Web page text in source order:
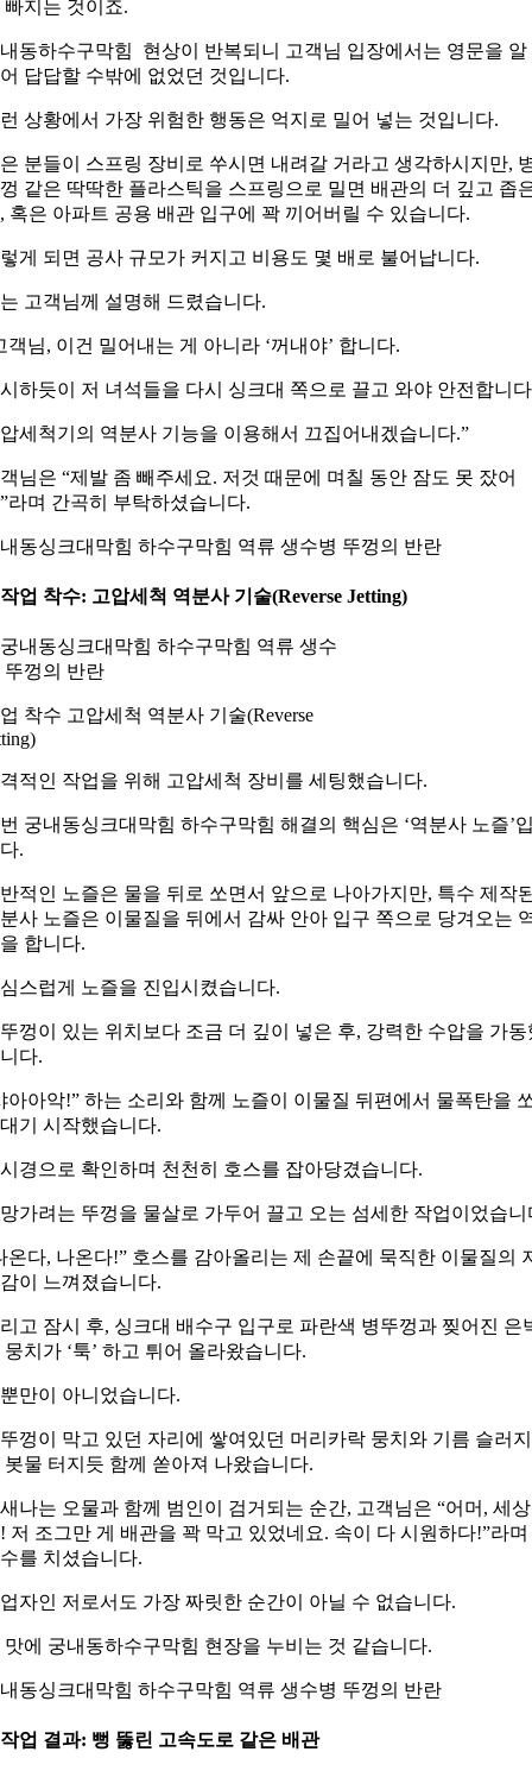
빠지는 것이죠.
동하수구막힘 현상이 반복되니 고객님 입장에서는 영문을 알
답답할 수밖에 없었던 것입니다.
상황에서 가장 위험한 행동은 억지로 밀어 넣는 것입니다.
분들이 스프링 장비로 쑤시면 내려갈 거라고 생각하시지만,
같은 딱딱한 플라스틱을 스프링으로 밀면 배관의 더 깊고 좁
혹은 아파트 공용 배관 입구에 꽉 끼어버릴 수 있습니다.
게 되면 공사 규모가 커지고 비용도 몇 배로 불어납니다.
고객님께 설명해 드렸습니다.
객님, 이건 밀어내는 게 아니라 ‘꺼내야’ 합니다.
하듯이 저 녀석들을 다시 싱크대 쪽으로 끌고 와야 안전합니
세척기의 역분사 기능을 이용해서 끄집어내겠습니다.”
님은 “제발 좀 빼주세요. 저것 때문에 며칠 동안 잠도 못 잤어
라며 간곡히 부탁하셨습니다.
동싱크대막힘 하수구막힘 역류 생수병 뚜껑의 반란
업 착수: 고압세척 역분사 기술(Reverse Jetting)
착수 고압세척 역분사 기술(Reverse
적인 작업을 위해 고압세척 장비를 세팅했습니다.
궁내동싱크대막힘 하수구막힘 해결의 핵심은 ‘역분사 노즐’
.
적인 노즐은 물을 뒤로 쏘면서 앞으로 나아가지만, 특수 제작
사 노즐은 이물질을 뒤에서 감싸 안아 입구 쪽으로 당겨오는
합니다.
스럽게 노즐을 진입시켰습니다.
껑이 있는 위치보다 조금 더 깊이 넣은 후, 강력한 수압을 가동
다.
아아악!” 하는 소리와 함께 노즐이 이물질 뒤편에서 물폭탄을
기 시작했습니다.
경으로 확인하며 천천히 호스를 잡아당겼습니다.
가려는 뚜껑을 물살로 가두어 끌고 오는 섬세한 작업이었습니
온다, 나온다!” 호스를 감아올리는 제 손끝에 묵직한 이물질의
이 느껴졌습니다.
고 잠시 후, 싱크대 배수구 입구로 파란색 병뚜껑과 찢어진 은
뭉치가 ‘툭’ 하고 튀어 올라왔습니다.
만이 아니었습니다.
껑이 막고 있던 자리에 쌓여있던 머리카락 뭉치와 기름 슬러
봇물 터지듯 함께 쏟아져 나왔습니다.
나는 오물과 함께 범인이 검거되는 순간, 고객님은 “어머, 세상
저 조그만 게 배관을 꽉 막고 있었네요. 속이 다 시원하다!”라며
를 치셨습니다.
자인 저로서도 가장 짜릿한 순간이 아닐 수 없습니다.
맛에 궁내동하수구막힘 현장을 누비는 것 같습니다.
동싱크대막힘 하수구막힘 역류 생수병 뚜껑의 반란
업 결과: 뻥 뚫린 고속도로 같은 배관